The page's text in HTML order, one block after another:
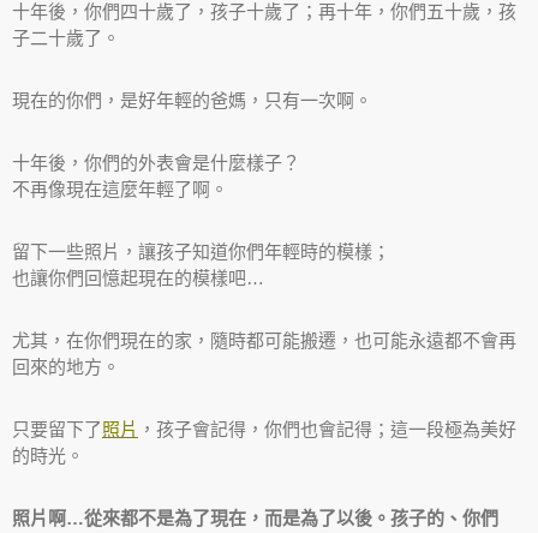
十年後，你們四十歲了，孩子十歲了；再十年，你們五十歲，孩
子二十歲了。
現在的你們，是好年輕的爸媽，只有一次啊。
十年後，你們的外表會是什麼樣子？
不再像現在這麼年輕了啊。
留下一些照片，讓孩子知道你們年輕時的模樣；
也讓你們回憶起現在的模樣吧…
尤其，在你們現在的家，隨時都可能搬遷，也可能永遠都不會再
回來的地方。
只要留下了照片 ，孩子會記得，你們也會記得；這一段極為美好
的時光。
照片啊…從來都不是為了現在，而是為了以後。孩子的、你們